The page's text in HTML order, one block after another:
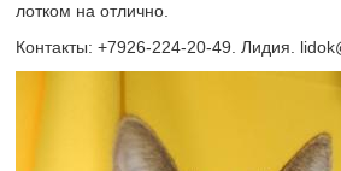
лотком на отлично.
Контакты: +7926-224-20-49. Лидия.